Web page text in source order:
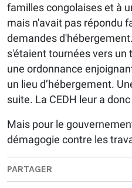
familles congolaises et à
mais n'avait pas répondu
demandes
s'étaient tournées vers un
une ordonnance
un lieu d’hébergement.
suite. La CEDH leur a
Mais pour le
démagogie contre les
PARTAGER